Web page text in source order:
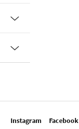
Instagram Facebook